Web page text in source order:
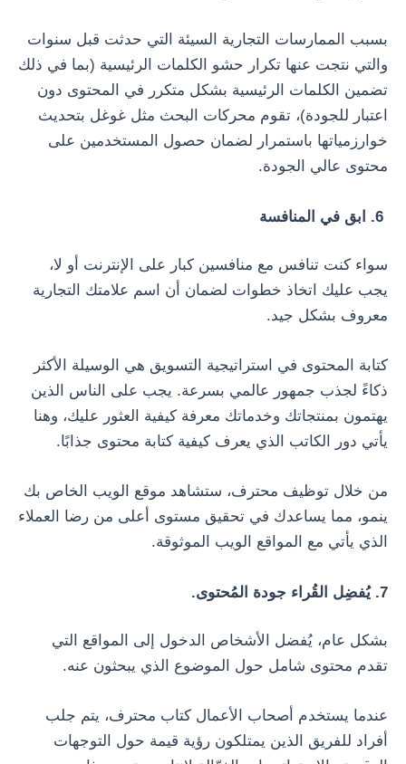
بسبب الممارسات التجارية السيئة التي حدثت قبل سنوات
والتي نتجت عنها تكرار حشو الكلمات الرئيسية (بما في ذلك
تضمين الكلمات الرئيسية بشكل متكرر في المحتوى دون
اعتبار للجودة)، تقوم محركات البحث مثل غوغل بتحديث
خوارزمياتها باستمرار لضمان حصول المستخدمين على
محتوى عالي الجودة.
سواء كنت تنافس مع منافسين كبار على الإنترنت أو لا،
يجب عليك اتخاذ خطوات لضمان أن اسم علامتك التجارية
معروف بشكل جيد.
كتابة المحتوى في استراتيجية التسويق هي الوسيلة الأكثر
ذكاءً لجذب جمهور عالمي بسرعة. يجب على الناس الذين
يهتمون بمنتجاتك وخدماتك معرفة كيفية العثور عليك، وهنا
يأتي دور الكاتب الذي يعرف كيفية كتابة محتوى جذابًا.
من خلال توظيف محترف، ستشاهد موقع الويب الخاص بك
ينمو، مما يساعدك في تحقيق مستوى أعلى من رضا العملاء
الذي يأتي مع المواقع الويب الموثوقة.
7. يُفضِل القُراء جودة المُحتوى.
بشكل عام، يُفضل الأشخاص الدخول إلى المواقع التي
تقدم محتوى شامل حول الموضوع الذي يبحثون عنه.
عندما يستخدم أصحاب الأعمال كتاب محترف، يتم جلب
أفراد للفريق الذين يمتلكون رؤية قيمة حول التوجهات